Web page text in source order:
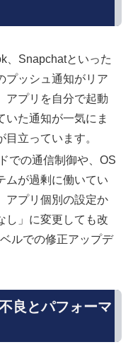
、Snapchatといった
プッシュ通知がリア
アプリを自分で起動
いた通知が一気にま
立っています。
での通信制御や、OS
ムが過剰に働いてい
アプリ個別の設定か
し」に変更しても改
ルでの修正アップデ
良とパフォーマ